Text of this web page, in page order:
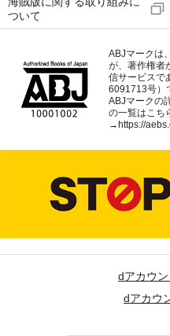
ついて
ABJマークは
が、著作権者
信サービスで
6091713号）
ABJマークの
の一覧はこち
→https://
dアカウ
dアカウ